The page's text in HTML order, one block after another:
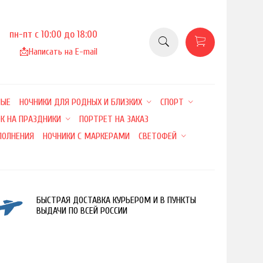
пн-пт с 10:00 до 18:00
📩Написать на E-mail
НОЧНИКИ ДЛЯ РОДНЫХ И БЛИЗКИХ
СПОРТ
НА ПРАЗДНИКИ
ПОРТРЕТ НА ЗАКАЗ
НОЧНИКИ С МАРКЕРАМИ СВЕТОФЕЙ
БЫСТРАЯ ДОСТАВКА КУРЬЕРОМ И В ПУНКТЫ
ВЫДАЧИ ПО ВСЕЙ РОССИИ